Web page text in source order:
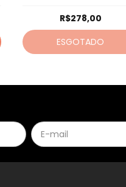
R$278,00
ESGOTADO